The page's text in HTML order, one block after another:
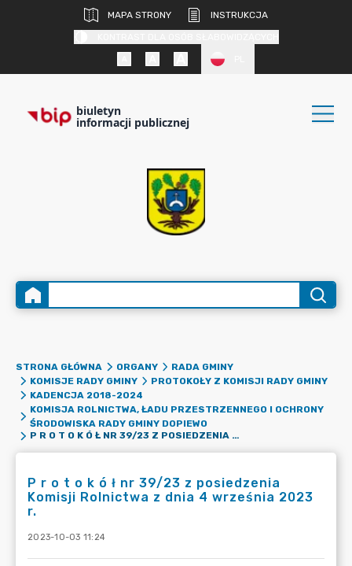
MAPA STRONY
INSTRUKCJA
biuletyn
informacji publicznej
STRONA GŁÓWNA ORGANY
RADA GMINY
KOMISJE RADY GMINY
PROTOKOŁY Z KOMISJI RADY GMINY
KADENCJA 2018-2024
KOMISJA ROLNICTWA, ŁADU PRZESTRZENNEGO I OCHRONY
ŚRODOWISKA RADY GMINY DOPIEWO
P R O T O K Ó Ł NR 39/23 Z POSIEDZENIA KOMISJI ROLNICTWA Z DNIA 4 WRZEŚNIA 2023 R.
P r o t o k ó ł nr 39/23 z posiedzenia
Komisji Rolnictwa z dnia 4 września 2023
r.
2023-10-03 11:24